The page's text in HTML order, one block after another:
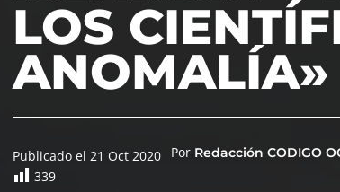
LOS
ANOMALÍA»
Publicado el 21 Oct 2020 Por Redacción CODIGO
339